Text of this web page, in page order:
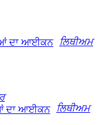
ਲਿਥੀਅਮ
ਲਿਥੀਅਮ